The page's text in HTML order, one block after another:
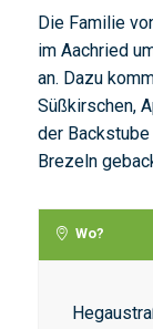
Die Familie
im Aachried
an. Dazu
Süßkirschen,
der
Brezeln
Wo?